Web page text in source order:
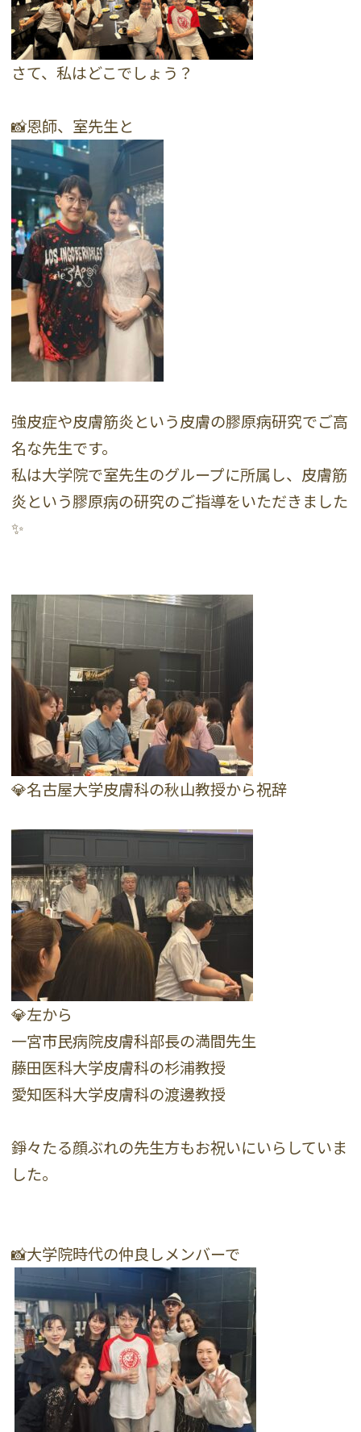
さて、私はどこでしょう？
📸恩師、室先生と
強皮症や皮膚筋炎という皮膚の膠原病研究でご高
名な先生です。
私は大学院で室先生のグループに所属し、皮膚筋
炎という膠原病の研究のご指導をいただきました
✨
💎名古屋大学皮膚科の秋山教授から祝辞
💎左から
一宮市民病院皮膚科部長の満間先生
藤田医科大学皮膚科の杉浦教授
愛知医科大学皮膚科の渡邊教授
錚々たる顔ぶれの先生方もお祝いにいらしていま
した。
📸大学院時代の仲良しメンバーで